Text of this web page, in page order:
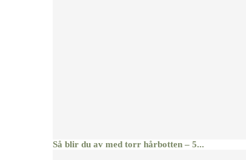
Så blir du av med torr hårbotten – 5...